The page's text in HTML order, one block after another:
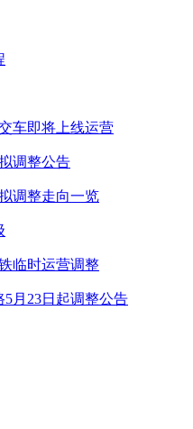
车即将上线运营
调整公告
调整走向一览
临时运营调整
月23日起调整公告